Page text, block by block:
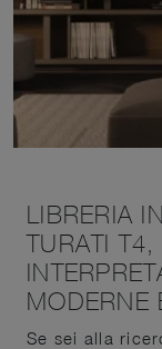
LIBRERIA
TURATI T4,
MODERNE
Se sei alla